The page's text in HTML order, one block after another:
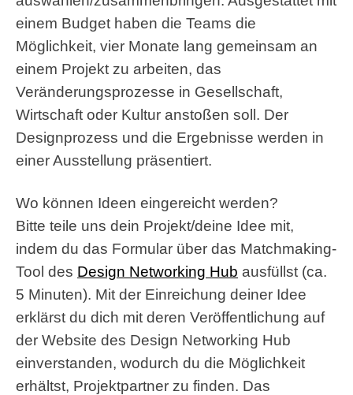
einem Budget haben die Teams die
Möglichkeit, vier Monate lang gemeinsam an
einem Projekt zu arbeiten, das
Veränderungsprozesse in Gesellschaft,
Wirtschaft oder Kultur anstoßen soll. Der
Designprozess und die Ergebnisse werden in
einer Ausstellung präsentiert.
Wo können Ideen eingereicht werden?
Bitte teile uns dein Projekt/deine Idee mit,
indem du das Formular über das Matchmaking-
Tool des Design Networking Hub ausfüllst (ca.
5 Minuten). Mit der Einreichung deiner Idee
erklärst du dich mit deren Veröffentlichung auf
der Website des Design Networking Hub
einverstanden, wodurch du die Möglichkeit
erhältst, Projektpartner zu finden. Das